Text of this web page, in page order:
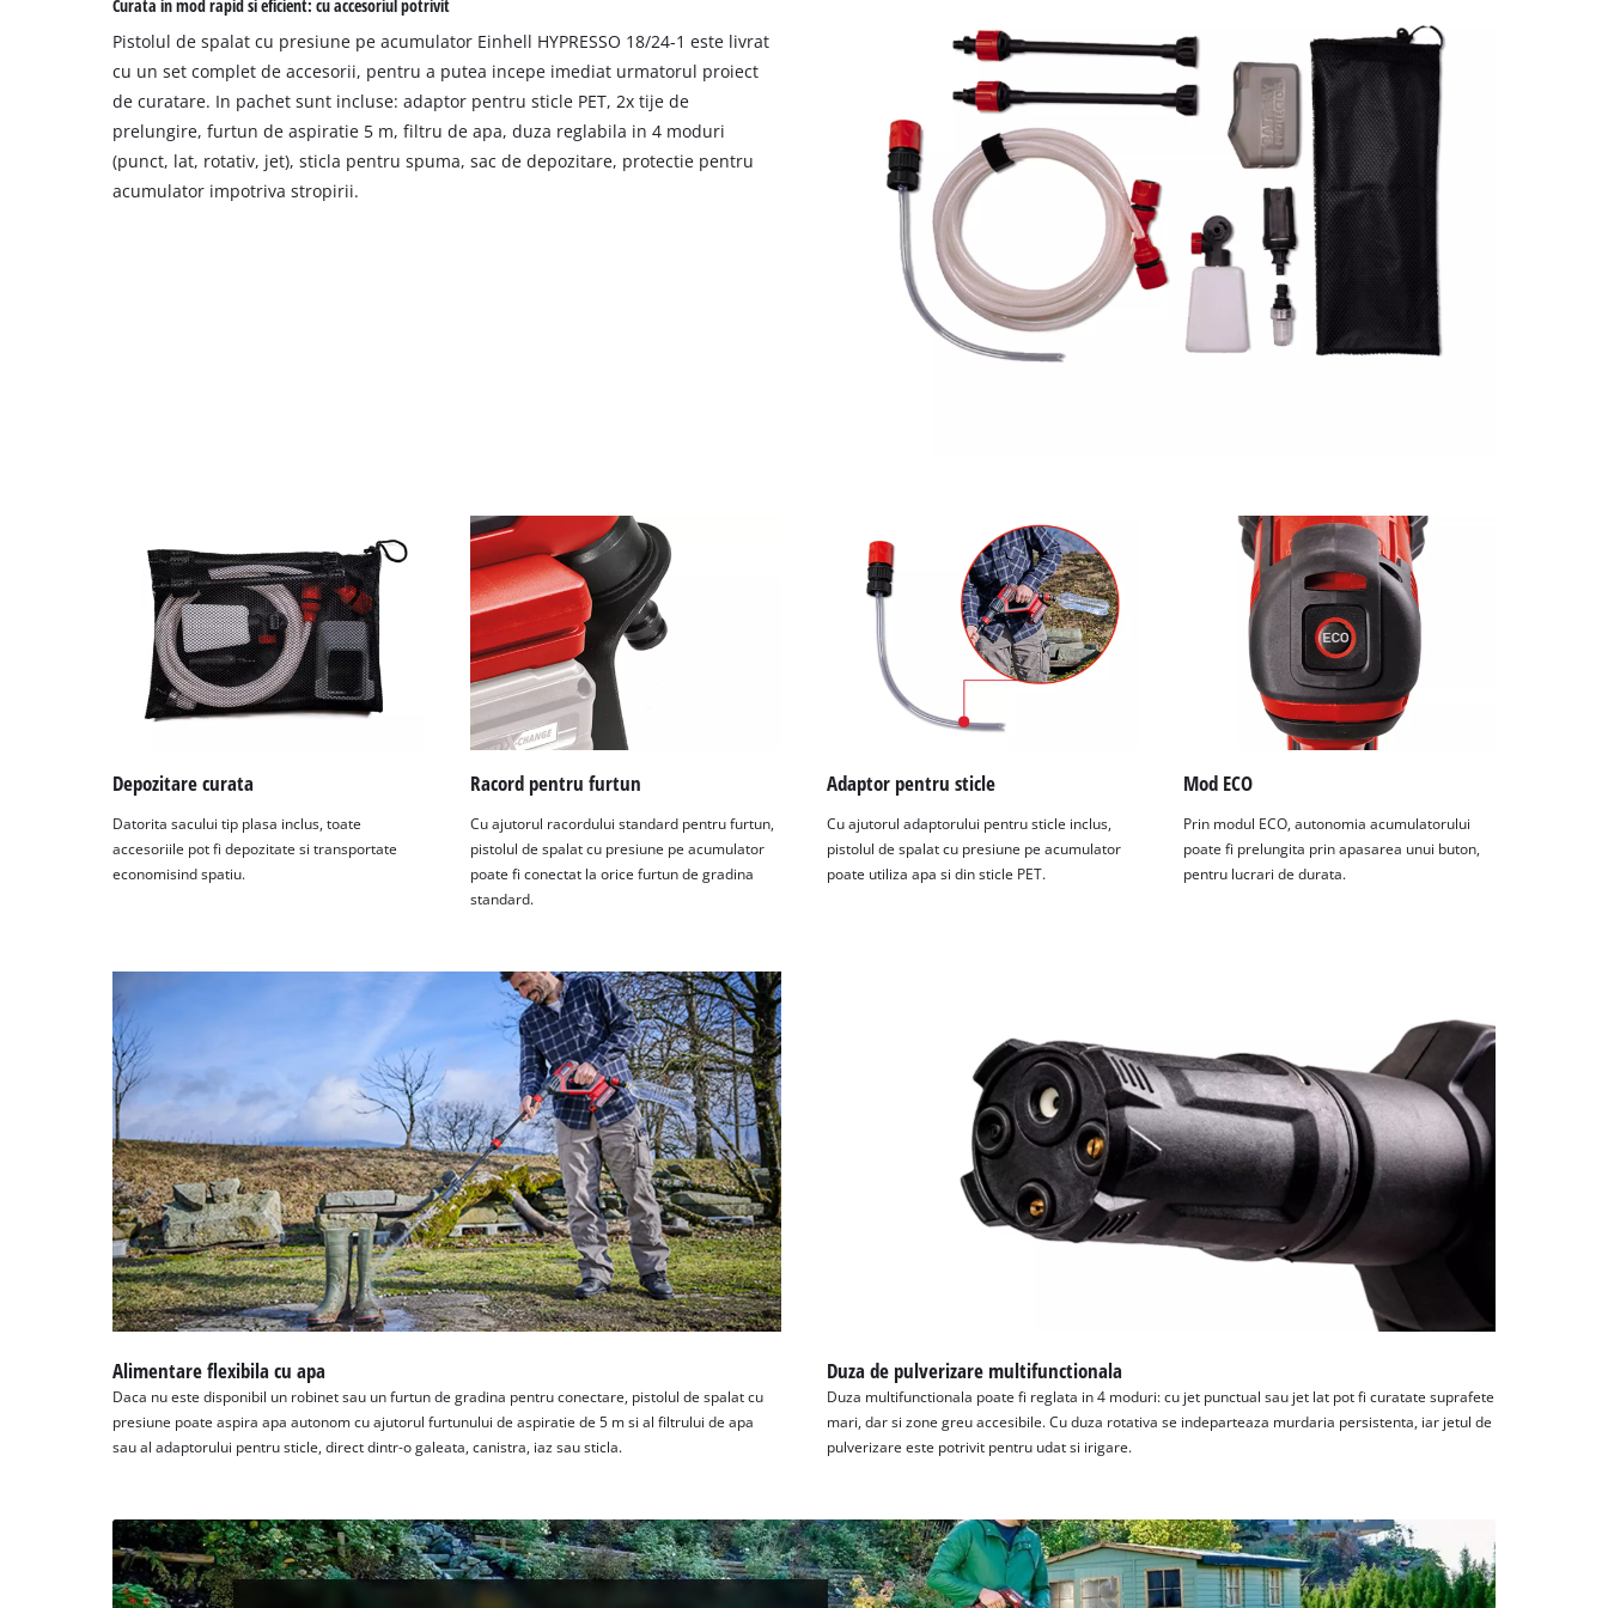
the site with their CMP to add this content
Powered by
Management Platform
Curata in mod rapid si eficient: cu accesoriul potrivit
Pistolul de spalat cu presiune pe acumulator Einhell HYPRESSO 18/24-1 este livrat
cu un set complet de accesorii, pentru a putea incepe imediat urmatorul proiect
de curatare. In pachet sunt incluse: adaptor pentru sticle PET, 2x tije de
prelungire, furtun de aspiratie 5 m, filtru de apa, duza reglabila in 4 moduri
(punct, lat, rotativ, jet), sticla pentru spuma, sac de depozitare, protectie pentru
acumulator impotriva stropirii.
Depozitare curata
Datorita sacului tip plasa inclus, toate
accesoriile pot fi depozitate si transportate
economisind spatiu.
Racord pentru furtun
Cu ajutorul racordului standard pentru furtun,
pistolul de spalat cu presiune pe acumulator
poate fi conectat la orice furtun de gradina
standard.
Adaptor pentru sticle
Cu ajutorul adaptorului pentru sticle inclus,
pistolul de spalat cu presiune pe acumulator
poate utiliza apa si din sticle PET.
Mod ECO
Prin modul ECO, autonomia acumulatorului
poate fi prelungita prin apasarea unui buton,
pentru lucrari de durata.
Alimentare flexibila cu apa
Daca nu este disponibil un robinet sau un furtun de gradina pentru conectare, pistolul de spalat cu
presiune poate aspira apa autonom cu ajutorul furtunului de aspiratie de 5 m si al filtrului de apa
sau al adaptorului pentru sticle, direct dintr-o galeata, canistra, iaz sau sticla.
Duza de pulverizare multifunctionala
Duza multifunctionala poate fi reglata in 4 moduri: cu jet punctual sau jet lat pot fi curatate suprafete
mari, dar si zone greu accesibile. Cu duza rotativa se indeparteaza murdaria persistenta, iar jetul de
pulverizare este potrivit pentru udat si irigare.